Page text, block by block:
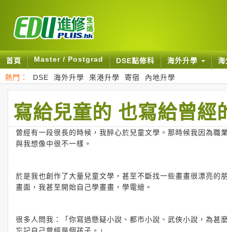
首頁 Master / Postgrad DSE點修科 海外升學
熱門： DSE 海外升學 來港升學 寄宿 內地升學
寫給兒童的 也寫給曾經
曾經有一段很長的時候，我醉心於兒童文學。那時候我因為
與我想像中很不一樣。
於是我也創作了大量兒童文學，甚至不斷找一些畫畫很漂亮
畫面，我甚至開始自己學畫畫，學電繪。
很多人問我：「你寫過懸疑小說、都市小說、武俠小說，為